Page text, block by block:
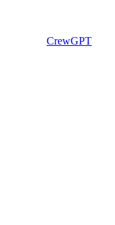
CrewGPT